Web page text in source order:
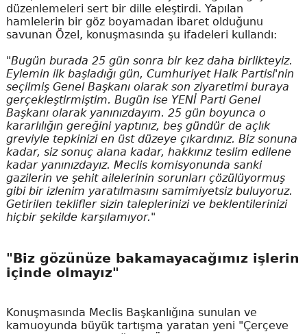
düzenlemeleri sert bir dille eleştirdi. Yapılan
hamlelerin bir göz boyamadan ibaret olduğunu
savunan Özel, konuşmasında şu ifadeleri kullandı:
"Bugün burada 25 gün sonra bir kez daha birlikteyiz.
Eylemin ilk başladığı gün, Cumhuriyet Halk Partisi'nin
seçilmiş Genel Başkanı olarak son ziyaretimi buraya
gerçekleştirmiştim. Bugün ise YENİ Parti Genel
Başkanı olarak yanınızdayım. 25 gün boyunca o
kararlılığın gereğini yaptınız, beş gündür de açlık
greviyle tepkinizi en üst düzeye çıkardınız. Biz sonuna
kadar, siz sonuç alana kadar, hakkınız teslim edilene
kadar yanınızdayız. Meclis komisyonunda sanki
gazilerin ve şehit ailelerinin sorunları çözülüyormuş
gibi bir izlenim yaratılmasını samimiyetsiz buluyoruz.
Getirilen teklifler sizin taleplerinizi ve beklentilerinizi
hiçbir şekilde karşılamıyor."
"Biz gözünüze bakamayacağımız işlerin
içinde olmayız"
Konuşmasında Meclis Başkanlığına sunulan ve
kamuoyunda büyük tartışma yaratan yeni "Çerçeve